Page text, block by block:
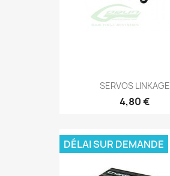
SERVOS LINKAGE
4,80 €
DÉLAI SUR DEMANDE